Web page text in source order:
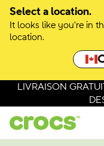
Select a location.
It looks like you're in
location.
Passer à la sélection
Passer aux détails
LIVRAISON